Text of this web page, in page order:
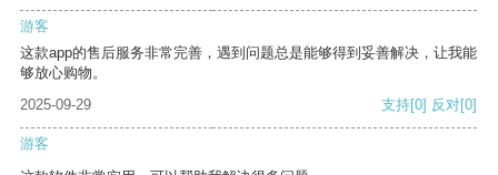
游客
这款app的售后服务非常完善，遇到问题总是能够得到妥善解决，让我能
够放心购物。
2025-09-29
支持[0] 反对[0]
游客